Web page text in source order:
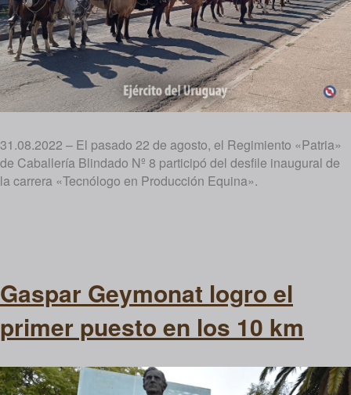
31.08.2022 – El pasado 22 de agosto, el Regimiento «Patria»
de Caballería Blindado Nº 8 participó del desfile inaugural de
la carrera «Tecnólogo en Producción Equina».
Gaspar Geymonat logro el
primer puesto en los 10 km